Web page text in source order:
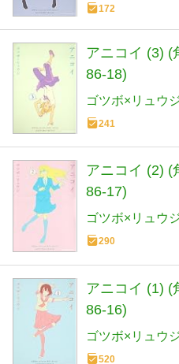
172
アニコイ (3) (
86-18)
ゴツボ×リュウ
241
アニコイ (2) (
86-17)
ゴツボ×リュウ
290
アニコイ (1) (
86-16)
ゴツボ×リュウ
520